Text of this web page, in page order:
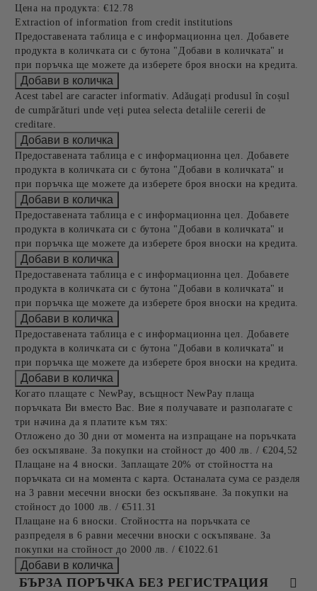
Цена на продукта: €12.78
Extraction of information from credit institutions
Предоставената таблица е с информационна цел. Добавете
продукта в количката си с бутона "Добави в количката" и
при поръчка ще можете да изберете броя вноски на кредита.
Acest tabel are caracter informativ. Adăugați produsul în coșul
de cumpărături unde veți putea selecta detaliile cererii de
creditare.
Предоставената таблица е с информационна цел. Добавете
продукта в количката си с бутона "Добави в количката" и
при поръчка ще можете да изберете броя вноски на кредита.
Предоставената таблица е с информационна цел. Добавете
продукта в количката си с бутона "Добави в количката" и
при поръчка ще можете да изберете броя вноски на кредита.
Предоставената таблица е с информационна цел. Добавете
продукта в количката си с бутона "Добави в количката" и
при поръчка ще можете да изберете броя вноски на кредита.
Предоставената таблица е с информационна цел. Добавете
продукта в количката си с бутона "Добави в количката" и
при поръчка ще можете да изберете броя вноски на кредита.
Когато плащате с NewPay, всъщност NewPay плаща
поръчката Ви вместо Вас. Вие я получавате и разполагате с
три начина да я платите към тях:
Отложено до 30 дни от момента на изпращане на поръчката
без оскъпяване. За покупки на стойност до 400 лв. / €204,52
Плащане на 4 вноски. Заплащате 20% от стойността на
поръчката си на момента с карта. Останалата сума се разделя
на 3 равни месечни вноски без оскъпяване. За покупки на
стойност до 1000 лв. / €511.31
Плащане на 6 вноски. Стойността на поръчката се
разпределя в 6 равни месечни вноски с оскъпяване. За
покупки на стойност до 2000 лв. / €1022.61
БЪРЗА ПОРЪЧКА БЕЗ РЕГИСТРАЦИЯ